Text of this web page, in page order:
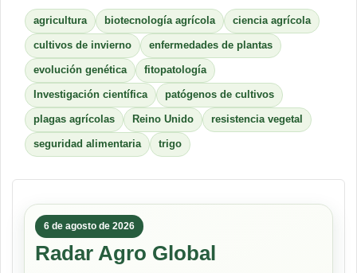
agricultura biotecnología agrícola ciencia agrícola
cultivos de invierno enfermedades de plantas
evolución genética fitopatología
Investigación científica patógenos de cultivos
plagas agrícolas Reino Unido resistencia vegetal
seguridad alimentaria trigo
6 de agosto de 2026
Radar Agro Global